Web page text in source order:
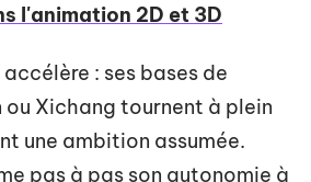
l'animation 2D et 3D
accélère : ses bases de
ou Xichang tournent à plein
une ambition assumée.
pas à pas son autonomie à